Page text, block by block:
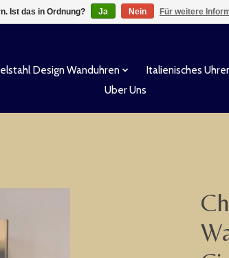
Design Wanduhren Italienisches
Uber Uns
Ist das in Ordnung? Ja Nein Für weitere